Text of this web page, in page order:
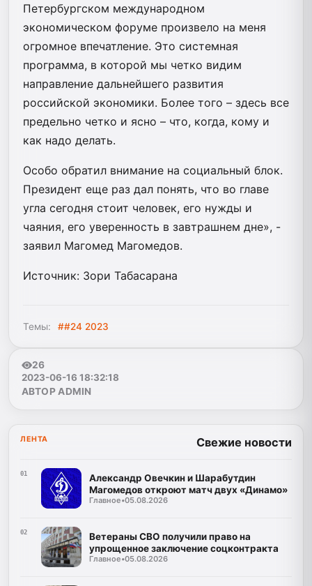
Петербургском международном
экономическом форуме произвело на меня
огромное впечатление. Это системная
программа, в которой мы четко видим
направление дальнейшего развития
российской экономики. Более того – здесь все
предельно четко и ясно – что, когда, кому и
как надо делать.
Особо обратил внимание на социальный блок.
Президент еще раз дал понять, что во главе
угла сегодня стоит человек, его нужды и
чаяния, его уверенность в завтрашнем дне», -
заявил Магомед Магомедов.
Источник: Зори Табасарана
Темы: ##24 2023
26
2023-06-16 18:32:18
АВТОР ADMIN
ЛЕНТА Свежие новости
01
Александр Овечкин и Шарабутдин
Магомедов откроют матч двух «Динамо»
Главное•05.08.2026
02
Ветераны СВО получили право на
упрощенное заключение соцконтракта
Главное•05.08.2026